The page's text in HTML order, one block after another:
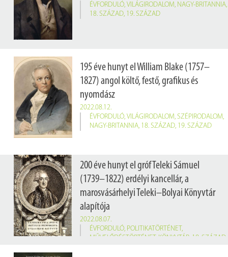
ÉVFORDULÓ, VILÁGIRODALOM, NAGY-BRITANNIA,
18. SZÁZAD, 19. SZÁZAD
195 éve hunyt el William Blake (1757–
1827) angol költő, festő, grafikus és
nyomdász
2022.08.12.
ÉVFORDULÓ, VILÁGIRODALOM, SZÉPIRODALOM,
NAGY-BRITANNIA, 18. SZÁZAD, 19. SZÁZAD
200 éve hunyt el gróf Teleki Sámuel
(1739–1822) erdélyi kancellár, a
marosvásárhelyi Teleki–Bolyai Könyvtár
alapítója
2022.08.07.
ÉVFORDULÓ, POLITIKATÖRTÉNET,
MŰVELŐDÉSTÖRTÉNET, KÖNYVTÁR, 18. SZÁZAD